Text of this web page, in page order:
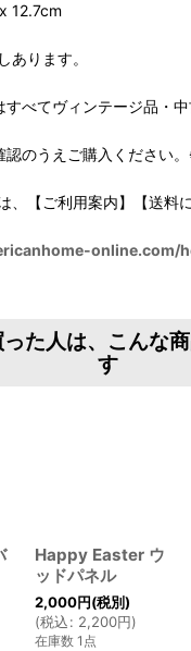
12.7cm
あります。
べてヴィンテージ品・
のうえご購入ください
、【ご利用案内】【送料
online.com/
た人は、こんな
す
Happy Easter ウ
ッドパネル
2,000円(税別)
(税込: 2,200円)
在庫数 1点